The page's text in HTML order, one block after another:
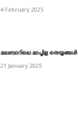
4 February 2025
മലബാറിലെ മാപ്പിള തെയ്യങ്ങൾ
21 January 2025